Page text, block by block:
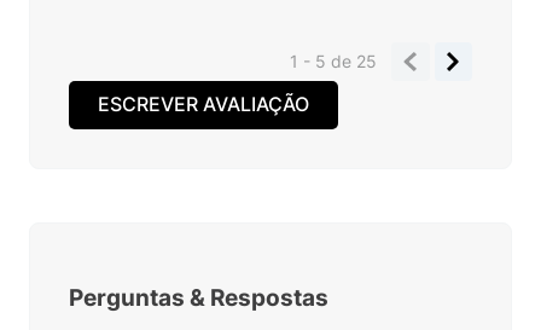
1 - 5de 25
ESCREVER AVALIAÇÃO
Perguntas & Respostas